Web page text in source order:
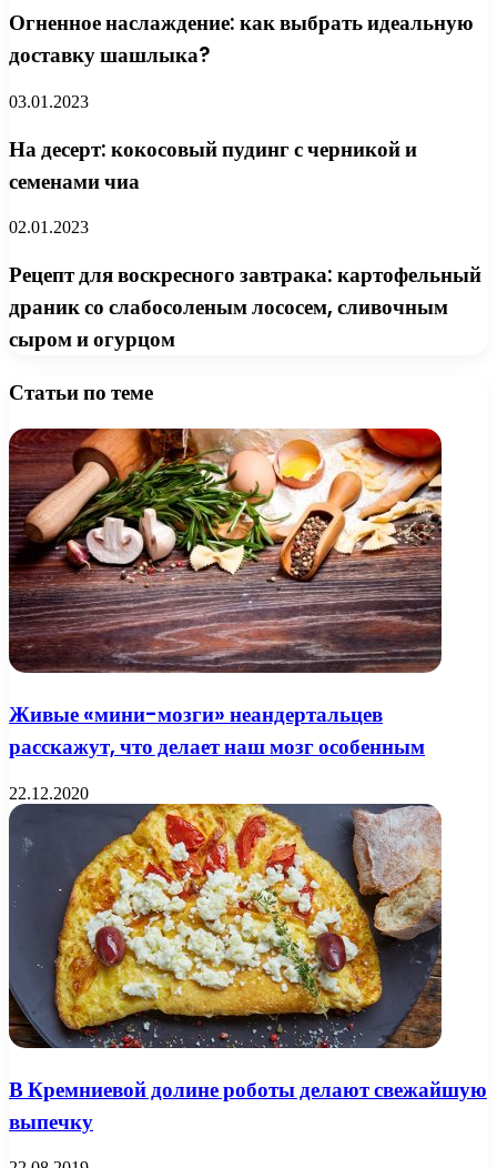
Огненное наслаждение: как выбрать идеальную
доставку шашлыка?
03.01.2023
На десерт: кокосовый пудинг с черникой и
семенами чиа
02.01.2023
Рецепт для воскресного завтрака: картофельный
драник со слабосоленым лососем, сливочным
сыром и огурцом
Статьи по теме
Живые «мини-мозги» неандертальцев
расскажут, что делает наш мозг особенным
22.12.2020
В Кремниевой долине роботы делают свежайшую
выпечку